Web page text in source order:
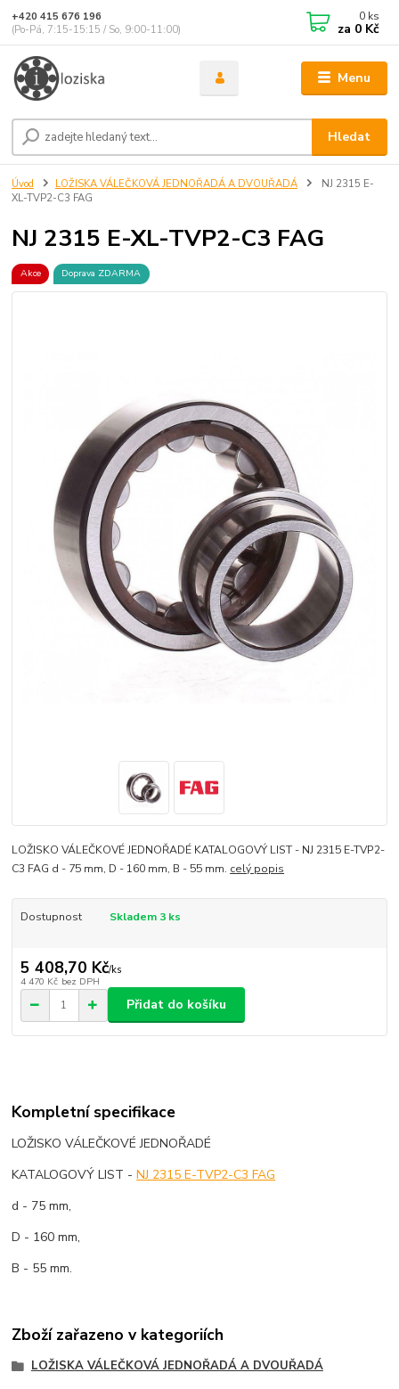
Menu
Hledat
+420 415 676 196
(Po-Pá, 7:15-15:15 / So, 9:00-11:00)
0 ks
za 0 Kč
Úvod LOŽISKA VÁLEČKOVÁ JEDNOŘADÁ A DVOUŘADÁ
NJ 2315 E-
XL-TVP2-C3 FAG
NJ 2315 E-XL-TVP2-C3 FAG
Akce Doprava ZDARMA
LOŽISKO VÁLEČKOVÉ JEDNOŘADÉ KATALOGOVÝ LIST - NJ 2315 E-TVP2-
C3 FAG d - 75 mm, D - 160 mm, B - 55 mm. celý popis
Dostupnost Skladem 3 ks
5 408,70 Kč/ks
4 470 Kč bez DPH
Přidat do košíku
Kompletní specifikace
LOŽISKO VÁLEČKOVÉ JEDNOŘADÉ
KATALOGOVÝ LIST -NJ 2315 E-TVP2-C3 FAG
d - 75 mm,
D - 160 mm,
B - 55 mm.
Zboží zařazeno v kategoriích
LOŽISKA VÁLEČKOVÁ JEDNOŘADÁ A DVOUŘADÁ